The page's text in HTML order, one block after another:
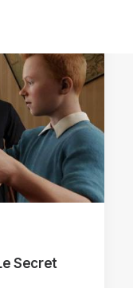
Secret